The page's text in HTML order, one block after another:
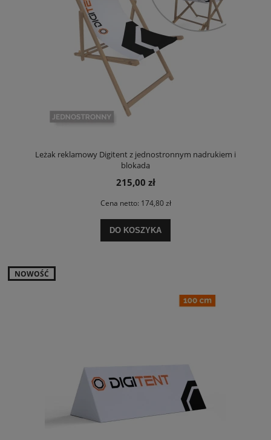
Leżak reklamowy Digitent z jednostronnym nadrukiem i
blokadą
215,00 zł
Cena netto: 174,80 zł
DO KOSZYKA
NOWOŚĆ